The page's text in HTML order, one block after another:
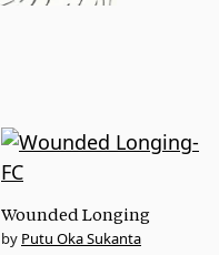
Wounded Longing
Putu Oka Sukanta